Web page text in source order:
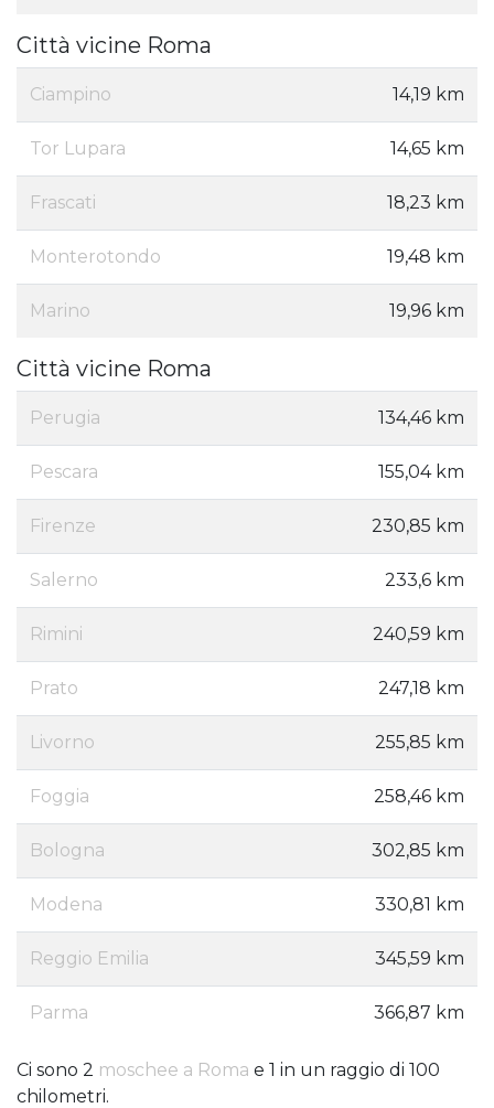
Città vicine Roma
Ciampino 14,19 km
Tor Lupara 14,65 km
Frascati 18,23 km
Monterotondo 19,48 km
Marino 19,96 km
Città vicine Roma
Perugia 134,46 km
Pescara 155,04 km
Firenze 230,85 km
Salerno 233,6 km
Rimini 240,59 km
Prato 247,18 km
Livorno 255,85 km
Foggia 258,46 km
Bologna 302,85 km
Modena 330,81 km
Reggio Emilia 345,59 km
Parma 366,87 km
Ci sono 2 moschee a Roma e 1 in un raggio di 100
chilometri.